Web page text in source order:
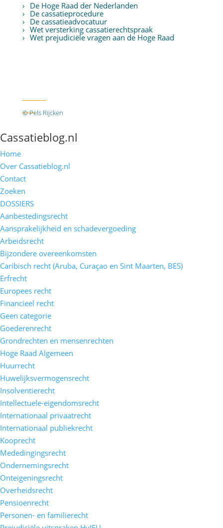
De Hoge Raad der Nederlanden
De cassatieprocedure
De cassatieadvocatuur
Wet versterking cassatierechtspraak
Wet prejudiciële vragen aan de Hoge Raad
© Pels Rijcken
Cassatieblog.nl
Home
Over Cassatieblog.nl
Contact
Zoeken
DOSSIERS
Aanbestedingsrecht
Aansprakelijkheid en schadevergoeding
Arbeidsrecht
Bijzondere overeenkomsten
Caribisch recht (Aruba, Curaçao en Sint Maarten, BES)
Erfrecht
Europees recht
Financieel recht
Geen categorie
Goederenrecht
Grondrechten en mensenrechten
Hoge Raad Algemeen
Huurrecht
Huwelijksvermogensrecht
Insolventierecht
Intellectuele-eigendomsrecht
Internationaal privaatrecht
Internationaal publiekrecht
Kooprecht
Mededingingsrecht
Ondernemingsrecht
Onteigeningsrecht
Overheidsrecht
Pensioenrecht
Personen- en familierecht